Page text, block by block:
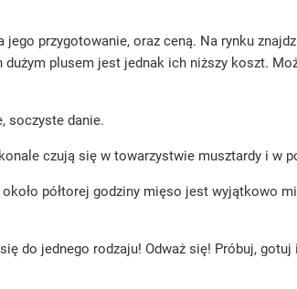
przygotowanie, oraz ceną. Na rynku
plusem jest jednak ich niższy koszt.
soczyste danie.
czują się w towarzystwie musztardy i w
półtorej godziny mięso jest wyjątkowo
do jednego rodzaju! Odważ się! Próbuj,